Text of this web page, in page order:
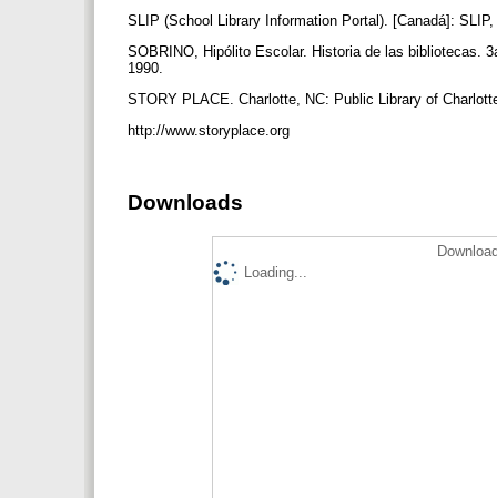
SLIP (School Library Information Portal). [Canadá]:
SOBRINO, Hipólito Escolar. Historia de las bibliotecas.
1990.
STORY PLACE. Charlotte, NC: Public Library of
http://www.storyplace.org
Downloads
Loading...